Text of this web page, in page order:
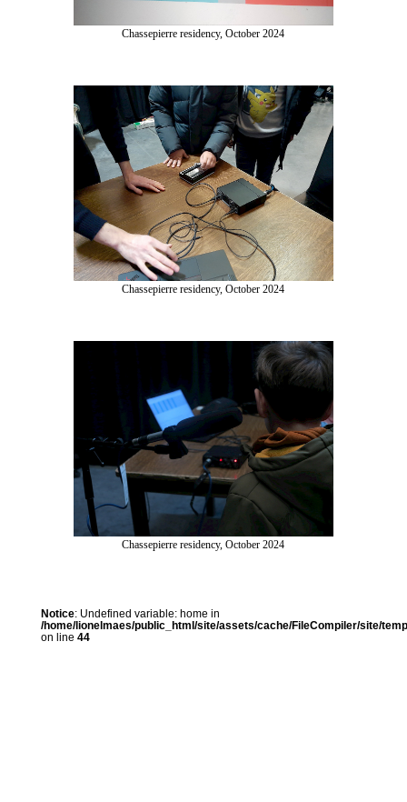
Chassepierre residency, October 2024
Chassepierre residency, October 2024
Chassepierre residency, October 2024
Notice: Undefined variable: home in
/home/lionelmaes/public_html/site/assets/cache/FileCompiler/site/
on line 44